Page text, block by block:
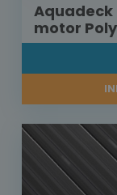
Aquadeck
motor